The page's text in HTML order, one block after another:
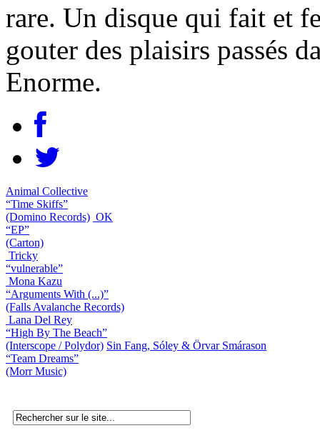
rare. Un disque qui fait et
gouter des plaisirs passés
Enorme.
Animal Collective
“Time Skiffs”
(Domino Records) OK
“EP”
(Carton)
Tricky
“vulnerable”
Mona Kazu
“Arguments With (...)”
(Falls Avalanche Records)
Lana Del Rey
“High By The Beach”
(Interscope / Polydor) Sin Fang, Sóley & Örvar Smárason
“Team Dreams”
(Morr Music)